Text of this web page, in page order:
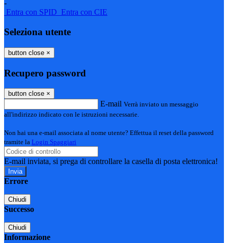
-
Entra con SPID Entra con CIE
Seleziona utente
button close ×
Recupero password
button close ×
E-mail Verrà inviato un messaggio
all'indirizzo indicato con le istruzioni necessarie.
Non hai una e-mail associata al nome utente? Effettua il reset della password
tramite la Login Spaggiari
E-mail inviata, si prega di controllare la casella di posta elettronica!
Errore
Chiudi
Successo
Chiudi
Informazione